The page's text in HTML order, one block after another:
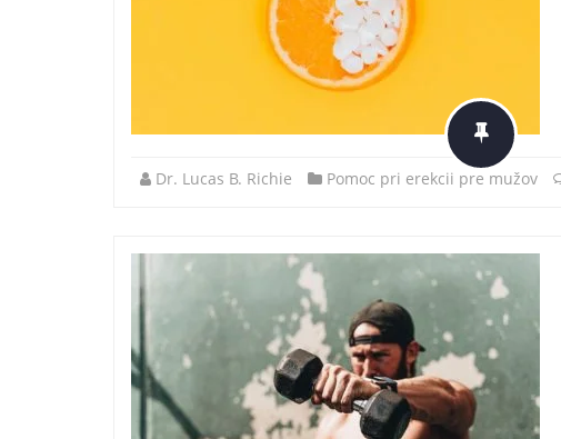
Dr. Lucas B. Richie Pomoc pri erekcii pre mužov